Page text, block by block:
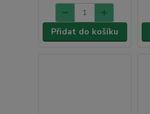
Přidat do košíku